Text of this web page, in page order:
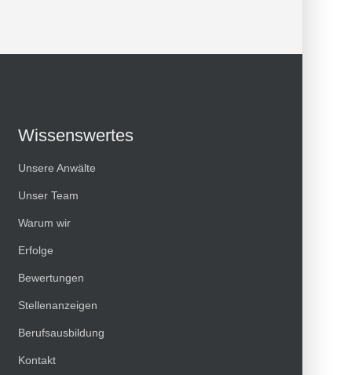
Wissenswertes
Unsere Anwälte
Unser Team
Warum wir
Erfolge
Bewertungen
Stellenanzeigen
Berufsausbildung
Kontakt